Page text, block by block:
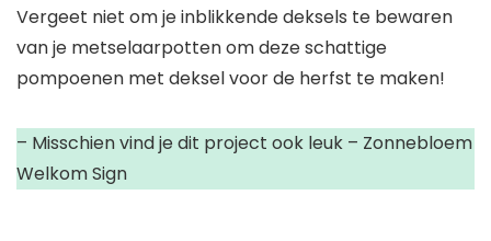
Vergeet niet om je inblikkende deksels te bewaren
van je metselaarpotten om deze schattige
pompoenen met deksel voor de herfst te maken!
– Misschien vind je dit project ook leuk – Zonnebloem
Welkom Sign